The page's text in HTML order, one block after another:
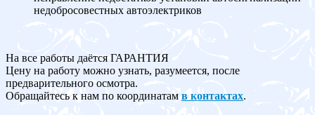
недобросовестных автоэлектриков
На все работы даётся ГАРАНТИЯ
Цену на работу можно узнать, разумеется, после
предварительного осмотра.
Обращайтесь к нам по координатам в контактах.